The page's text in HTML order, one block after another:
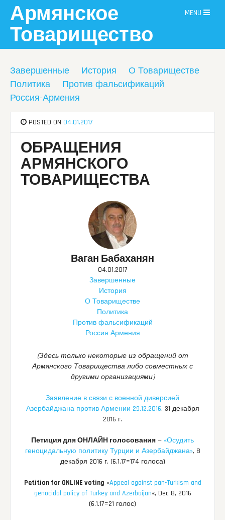
content
Армянское
Товарищество
MENU
Завершенные История
О Товариществе
Политика
Против фальсификаций
Россия-Армения
POSTED ON 04.01.2017
ОБРАЩЕНИЯ
АРМЯНСКОГО
ТОВАРИЩЕСТВА
Ваган Бабаханян
04.01.2017
Завершенные
История
О Товариществе
Политика
Против фальсификаций
Россия-Армения
(Здесь только некоторые из обращений от
Армянского Товарищества либо совместных с
другими организациями)
Заявление в связи с военной диверсией
Азербайджана против Армении 29.12.2016, 31 декабря
2016 г.
Петиция для ОНЛАЙН голосования — «Осудить
геноцидальную политику Турции и Азербайджана», 8
декабря 2016 г. (6.1.17=174 голоса)
Petition for ONLINE voting «Appeal against pan-Turkism and
genocidal policy of Turkey and Azerbaijan«, Dec 8, 2016
(6.1.17=21 голос)